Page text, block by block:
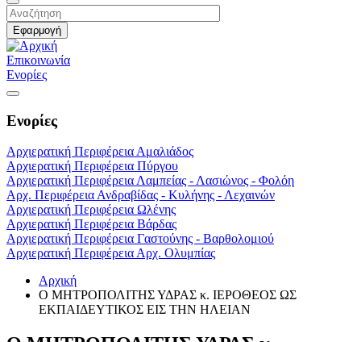
Επικοινωνία
Ενορίες
Ενορίες
Αρχιερατική Περιφέρεια Αμαλιάδος
Αρχιερατική Περιφέρεια Πύργου
Αρχιερατική Περιφέρεια Λαμπείας - Λασιώνος - Φολόη
Αρχ. Περιφέρεια Ανδραβίδας - Κυλήνης - Λεχαινών
Αρχιερατική Περιφέρεια Ωλένης
Αρχιερατική Περιφέρεια Βάρδας
Αρχιερατική Περιφέρεια Γαστούνης - Βαρθολομιού
Αρχιερατική Περιφέρεια Αρχ. Ολυμπίας
Αρχική
Ο ΜΗΤΡΟΠΟΛΙΤΗΣ ΥΔΡΑΣ κ. ΙΕΡΟΘΕΟΣ ΩΣ
ΕΚΠΑΙΔΕΥΤΙΚΟΣ ΕΙΣ ΤΗΝ ΗΛΕΙΑΝ